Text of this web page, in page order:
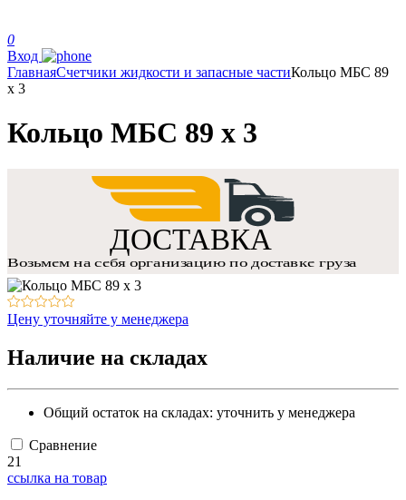
0
Вход
ГлавнаяСчетчики жидкости и запасные частиКольцо МБС 89
х 3
Кольцо МБС 89 х 3
Цену уточняйте у менеджера
Наличие на складах
Общий остаток на складах: уточнить у менеджера
Сравнение
21
ссылка на товар